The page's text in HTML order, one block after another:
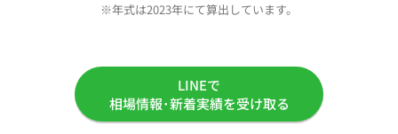
※年式は2023年にて算出しています。
LINEで
相場情報･新着実績を受け取る